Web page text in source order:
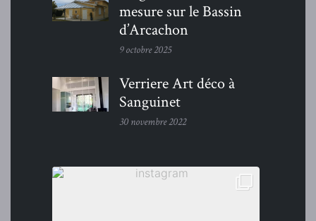
mesure sur le Bassin
d’Arcachon
9 octobre 2025
Verriere Art déco à
Sanguinet
30 novembre 2022